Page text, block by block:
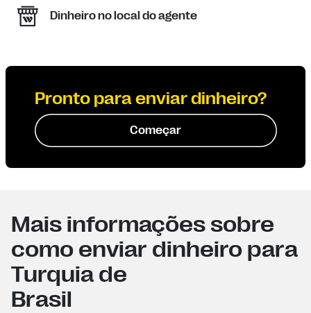
Dinheiro no local do agente
Pronto para enviar dinheiro?
Começar
Mais informações sobre
como enviar dinheiro para
Turquia de
Brasil